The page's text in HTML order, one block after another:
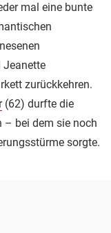
mal eine bunte
Jeanette
zurückkehren.
(62) durfte die
– bei dem sie noch
sorgte.